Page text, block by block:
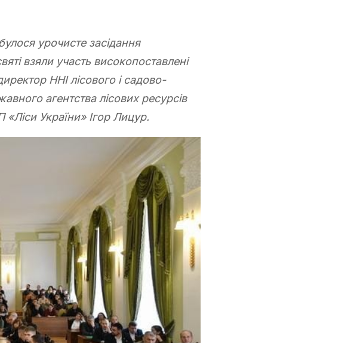
урочисте засідання
взяли участь високопоставлені
ННІ лісового і садово-
агентства лісових ресурсів
України» Ігор Лицур.